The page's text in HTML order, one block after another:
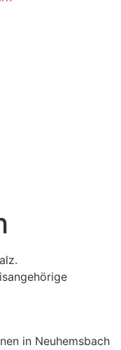
in Neuhemsbach